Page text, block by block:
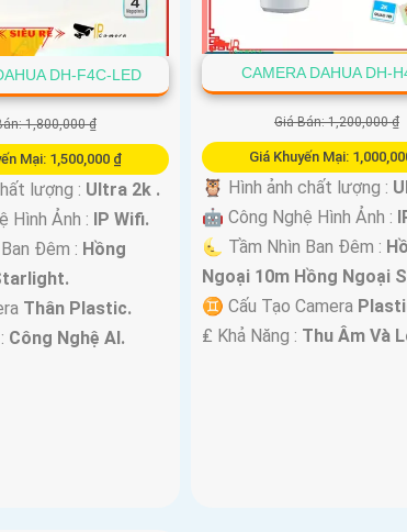
DH-F4C-LED
1,800,000 ₫
Mại: 1,500,000 ₫
lượng : Ultra 2k .
Hình Ảnh : IP Wifi.
Đêm : Hồng
Thân Plastic.
Công Nghệ AI.
CAMERA DAHUA DH-
Giá Bán: 1,200,000 ₫
Giá Khuyến Mại:
🦉 Hình ảnh chất lượng :
🤖️ Công Nghệ Hình Ảnh :
🌜 Tầm Nhìn Ban Đêm :
Ngoại 10m Hồng Ngoại
♊ Cấu Tạo Camera
️₤ Khả Năng : Thu Âm Và